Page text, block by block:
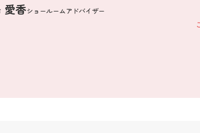
愛香ショールームアドバイザー